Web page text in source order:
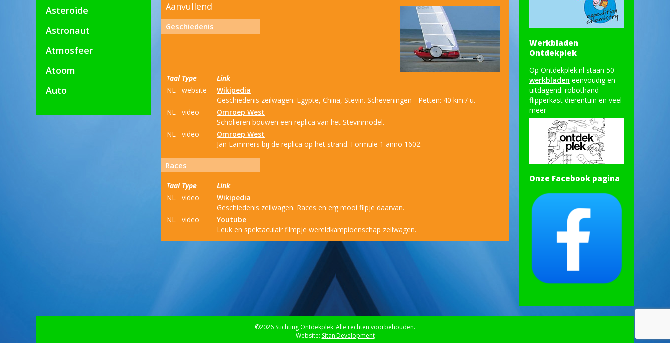
Asteroïde
Astronaut
Atmosfeer
Atoom
Auto
Aanvullend
Geschiedenis
Taal Type
Link
NL
website
Wikipedia
Geschiedenis zeilwagen. Egypte, China, Stevin. Scheveningen - Petten: 40 km / u.
NL
video
Omroep West
Scholieren bouwen een replica van het Stevinmodel.
NL
video
Omroep West
Jan Lammers bij de replica op het strand. Formule 1 anno 1602.
Races
Taal Type
Link
NL
video
Wikipedia
Geschiedenis zeilwagen. Races en erg mooi filpje daarvan.
NL
video
Youtube
Leuk en spektaculair filmpje wereldkampioenschap zeilwagen.
Werkbladen
Ontdekplek
Op Ontdekplek.nl staan 50
werkbladen eenvoudig en
uitdagend: robothand
flipperkast dierentuin en veel
meer
Onze Facebook pagina
©2026 Stichting Ontdekplek. Alle rechten voorbehouden.
Website: Sitan Development